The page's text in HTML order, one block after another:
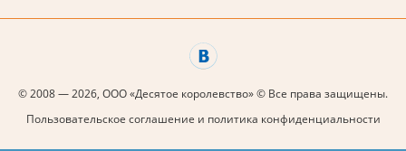
© 2008 — 2026, ООО «Десятое королевство» © Все права защищены.
Пользовательское соглашение и политика конфиденциальности